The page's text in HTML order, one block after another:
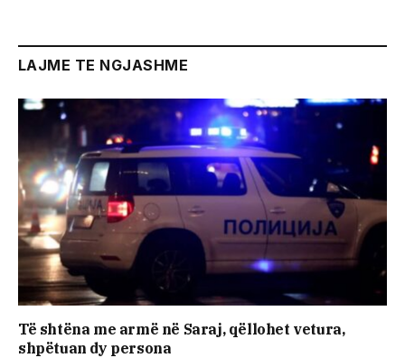
LAJME TE NGJASHME
Të shtëna me armë në Saraj, qëllohet vetura,
shpëtuan dy persona